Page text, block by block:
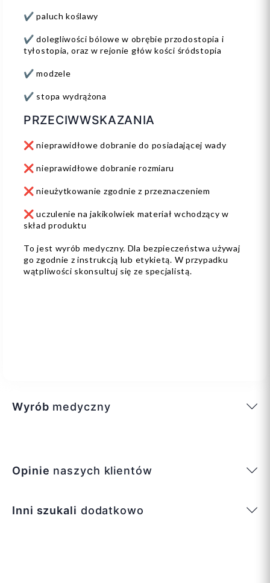
✔️ paluch koślawy
✔️ dolegliwości bólowe w obrębie przodostopia i
tyłostopia, oraz w rejonie głów kości śródstopia
✔️ modzele
✔️ stopa wydrążona
PRZECIWWSKAZANIA
❌ nieprawidłowe dobranie do posiadającej wady
❌ nieprawidłowe dobranie rozmiaru
❌ nieużytkowanie zgodnie z przeznaczeniem
❌ uczulenie na jakikolwiek materiał wchodzący w
skład produktu
To jest wyrób medyczny. Dla bezpieczeństwa używaj
go zgodnie z instrukcją lub etykietą. W przypadku
wątpliwości skonsultuj się ze specjalistą.
Wyrób medyczny
Opinie naszych klientów
Inni szukali dodatkowo